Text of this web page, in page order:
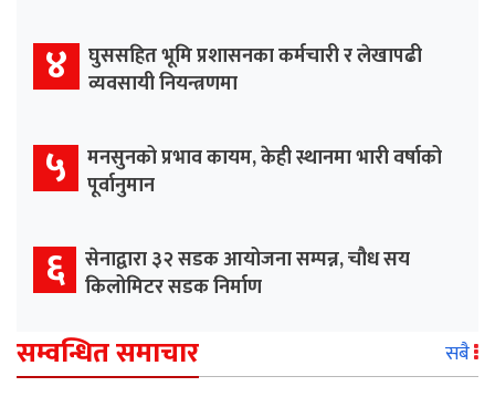
४ घुससहित भूमि प्रशासनका कर्मचारी र लेखापढी
व्यवसायी नियन्त्रणमा
५ मनसुनको प्रभाव कायम, केही स्थानमा भारी वर्षाको
पूर्वानुमान
६ सेनाद्वारा ३२ सडक आयोजना सम्पन्न, चौध सय
किलोमिटर सडक निर्माण
सम्वन्धित समाचार सबै